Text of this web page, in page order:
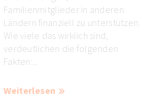
Familienmitglieder in anderen
Ländern finanziell zu unterstützen.
Wie viele das wirklich sind,
verdeutlichen die folgenden
Fakten:...
Weiterlesen